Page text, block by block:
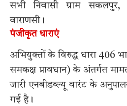
सभी निवासी ग्राम
वाराणसी।
पंजीकृत धाराएं
अभियुक्तों के विरुद्ध धारा 406
समकक्ष प्रावधान) के अंतर्गत
जारी एनबीडब्ल्यू वारंट के
गई है।